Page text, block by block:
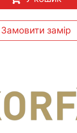
Замовити замір